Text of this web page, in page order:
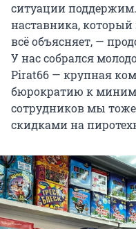
ситуации
наставника,
всё объясняет, —
У нас собрался
Pirat66 — крупная
бюрократию к
сотрудников мы
скидками на